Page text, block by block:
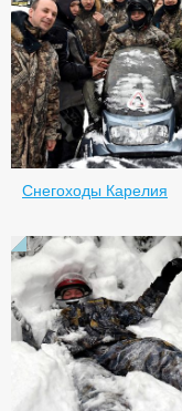
Снегоходы Карелия